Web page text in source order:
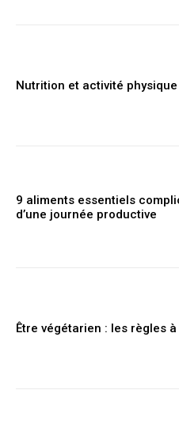
Nutrition et activité physique
9 aliments essentiels
d’une journée productive
Être végétarien : les règles